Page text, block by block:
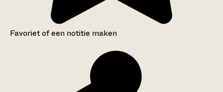
Favoriet of een notitie maken